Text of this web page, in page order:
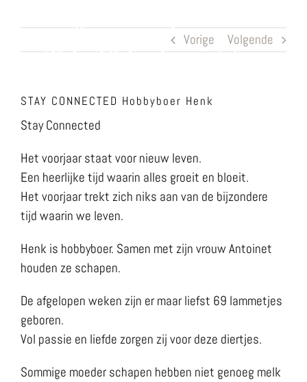
naar
inhoud
Vorige Volgende
STAY CONNECTED Hobbyboer Henk
Stay Connected
Het voorjaar staat voor nieuw leven.
Een heerlijke tijd waarin alles groeit en bloeit.
Het voorjaar trekt zich niks aan van de bijzondere
tijd waarin we leven.
Henk is hobbyboer. Samen met zijn vrouw Antoinet
houden ze schapen.
De afgelopen weken zijn er maar liefst 69 lammetjes
geboren.
Vol passie en liefde zorgen zij voor deze diertjes.
Sommige moeder schapen hebben niet genoeg melk